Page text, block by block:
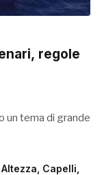
regole
un tema di grande
Capelli,